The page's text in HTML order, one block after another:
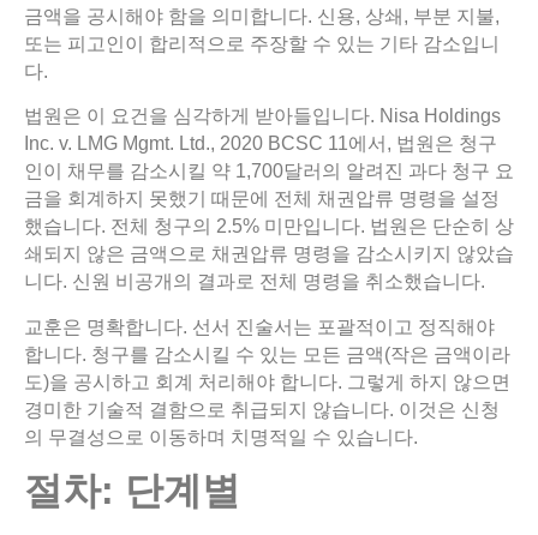
금액을 공시해야 함을 의미합니다. 신용, 상쇄, 부분 지불,
또는 피고인이 합리적으로 주장할 수 있는 기타 감소입니
다.
법원은 이 요건을 심각하게 받아들입니다. Nisa Holdings
Inc. v. LMG Mgmt. Ltd., 2020 BCSC 11에서, 법원은 청구
인이 채무를 감소시킬 약 1,700달러의 알려진 과다 청구 요
금을 회계하지 못했기 때문에 전체 채권압류 명령을 설정
했습니다. 전체 청구의 2.5% 미만입니다. 법원은 단순히 상
쇄되지 않은 금액으로 채권압류 명령을 감소시키지 않았습
니다. 신원 비공개의 결과로 전체 명령을 취소했습니다.
교훈은 명확합니다. 선서 진술서는 포괄적이고 정직해야
합니다. 청구를 감소시킬 수 있는 모든 금액(작은 금액이라
도)을 공시하고 회계 처리해야 합니다. 그렇게 하지 않으면
경미한 기술적 결함으로 취급되지 않습니다. 이것은 신청
의 무결성으로 이동하며 치명적일 수 있습니다.
절차: 단계별